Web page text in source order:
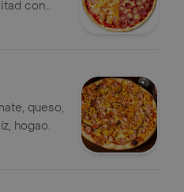
con
queso,
hogao.